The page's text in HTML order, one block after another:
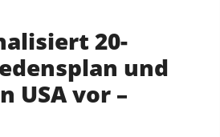
20-
und
USA vor –